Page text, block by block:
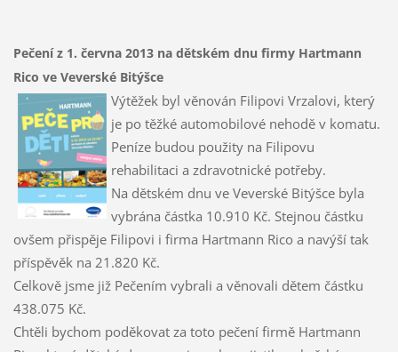
Pečení z 1. června 2013 na dětském dnu firmy Hartmann
Rico ve Veverské Bitýšce
Výtěžek byl věnován Filipovi Vrzalovi, který
je po těžké automobilové nehodě v komatu.
Peníze budou použity na Filipovu
rehabilitaci a zdravotnické potřeby.
Na dětském dnu ve Veverské Bitýšce byla
vybrána částka 10.910 Kč. Stejnou částku
ovšem přispěje Filipovi i firma Hartmann Rico a navýší tak
příspěvěk na 21.820 Kč.
Celkově jsme již Pečením vybrali a věnovali dětem částku
438.075 Kč.
Chtěli bychom poděkovat za toto pečení firmě Hartmann